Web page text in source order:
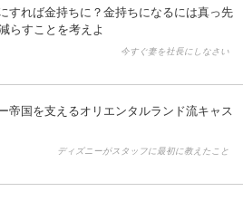
すれば金持ちに？金持ちになるには真っ先
らすことを考えよ
今すぐ妻を社長にしなさい
帝国を支えるオリエンタルランド流キャス
ディズニーがスタッフに最初に教えたこと